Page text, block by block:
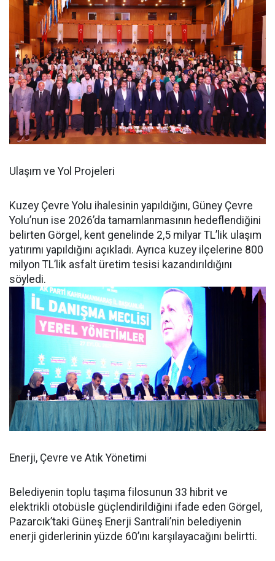
Ulaşım ve Yol Projeleri
Kuzey Çevre Yolu ihalesinin yapıldığını, Güney Çevre
Yolu’nun ise 2026’da tamamlanmasının hedeflendiğini
belirten Görgel, kent genelinde 2,5 milyar TL’lik ulaşım
yatırımı yapıldığını açıkladı. Ayrıca kuzey ilçelerine 800
milyon TL’lik asfalt üretim tesisi kazandırıldığını
söyledi.
Enerji, Çevre ve Atık Yönetimi
Belediyenin toplu taşıma filosunun 33 hibrit ve
elektrikli otobüsle güçlendirildiğini ifade eden Görgel,
Pazarcık’taki Güneş Enerji Santrali’nin belediyenin
enerji giderlerinin yüzde 60’ını karşılayacağını belirtti.